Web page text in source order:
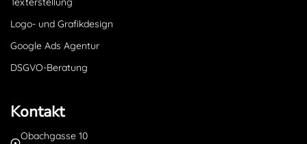
Logo- und Grafikdesign
Google Ads Agentur
DSGVO-Beratung
Kontakt
Obachgasse 10